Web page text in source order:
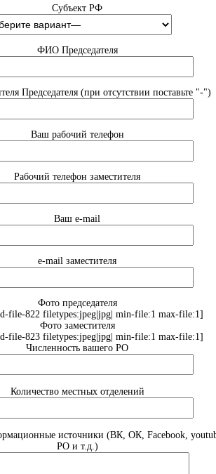
Субъект РФ
ФИО Председателя
Председателя (при отсутствии поставьте "-")
Ваш рабочий телефон
Рабочий телефон заместителя
Ваш e-mail
e-mail заместителя
Фото председателя
file-822 filetypes:jpeg|jpg| min-file:1 max-file:1]
Фото заместителя
file-823 filetypes:jpeg|jpg| min-file:1 max-file:1]
Численность вашего РО
Количество местных отделений
источники (ВК, ОК, Facebook,
РО и т.д.)